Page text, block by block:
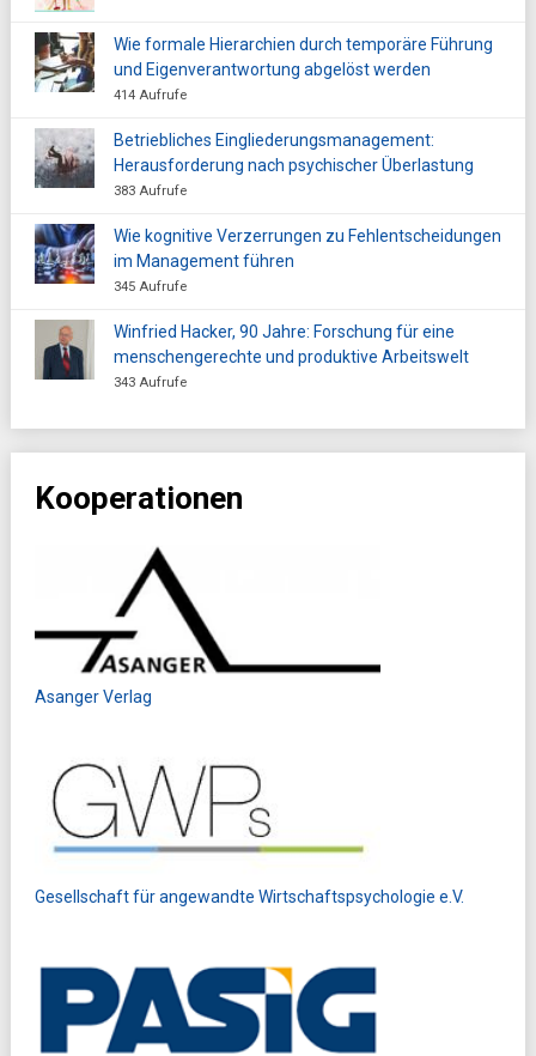
Wie formale Hierarchien durch temporäre Führung
und Eigenverantwortung abgelöst werden
414 Aufrufe
Betriebliches Eingliederungsmanagement:
Herausforderung nach psychischer Überlastung
383 Aufrufe
Wie kognitive Verzerrungen zu Fehlentscheidungen
im Management führen
345 Aufrufe
Winfried Hacker, 90 Jahre: Forschung für eine
menschengerechte und produktive Arbeitswelt
343 Aufrufe
Kooperationen
Asanger Verlag
Gesellschaft für angewandte Wirtschaftspsychologie e.V.